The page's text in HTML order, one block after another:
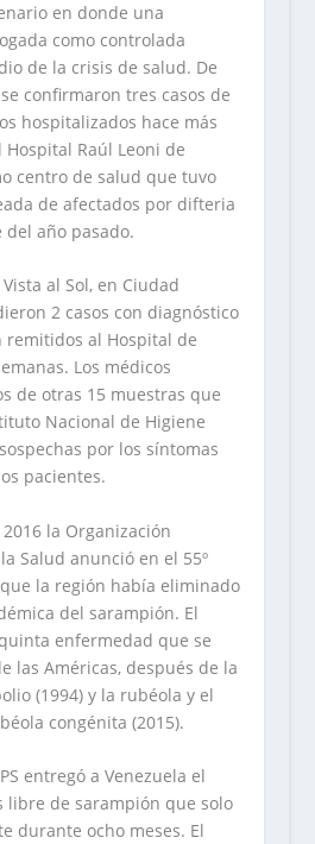
en donde una
como controlada
de la crisis de salud. De
confirmaron tres casos de
hospitalizados hace más
Raúl Leoni de
centro de salud que tuvo
de afectados por difteria
año pasado.
al Sol, en Ciudad
2 casos con diagnóstico
al Hospital de
Los médicos
de otras 15 muestras que
Nacional de Higiene
por los síntomas
pacientes.
la Organización
Salud anunció en el 55º
la región había eliminado
del sarampión. El
enfermedad que se
las Américas, después de la
(1994) y la rubéola y el
congénita (2015).
entregó a Venezuela el
libre de sarampión que solo
durante ocho meses. El